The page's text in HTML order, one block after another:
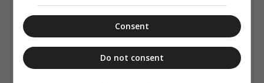
Consent
Do not consent